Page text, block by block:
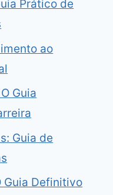
Prático de
ao
Guia
Guia de
Guia Definitivo